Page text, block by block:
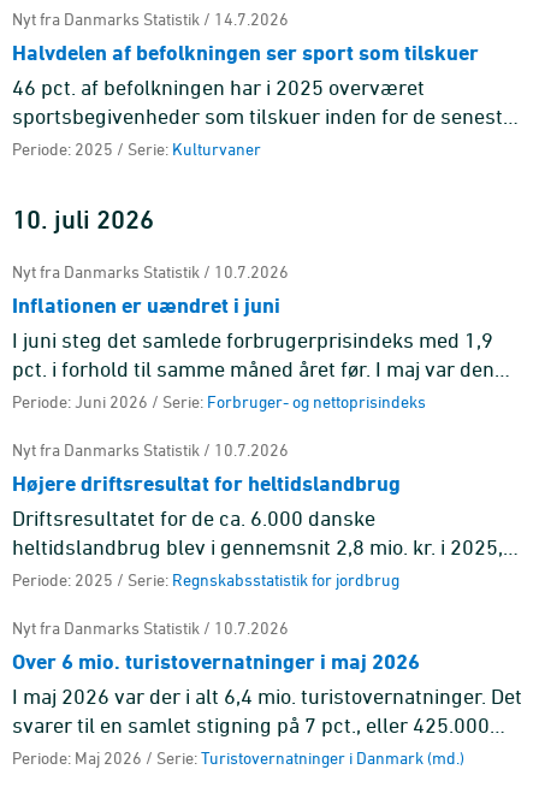
Nyt fra Danmarks Statistik / 14.7.2026
Halvdelen af befolkningen ser sport som tilskuer
46 pct. af befolkningen har i 2025 overværet
sportsbegivenheder som tilskuer inden for de seneste
12 måneder. De yngste er oftest på stadion. 18 pct.
Periode: 2025 / Serie: Kulturvaner
10. juli 2026
Nyt fra Danmarks Statistik / 10.7.2026
Inflationen er uændret i juni
I juni steg det samlede forbrugerprisindeks med 1,9
pct. i forhold til samme måned året før. I maj var den
tilsvarende stigning ligeledes 1,9 pct. Det er
Periode: Juni 2026 / Serie: Forbruger- og nettoprisindeks
Nyt fra Danmarks Statistik / 10.7.2026
Højere driftsresultat for heltidslandbrug
Driftsresultatet for de ca. 6.000 danske
heltidslandbrug blev i gennemsnit 2,8 mio. kr. i 2025,
hvilket var 1,3 mio. kr. mere end i 2024. Resultatet er en
Periode: 2025 / Serie: Regnskabsstatistik for jordbrug
Nyt fra Danmarks Statistik / 10.7.2026
Over 6 mio. turistovernatninger i maj 2026
I maj 2026 var der i alt 6,4 mio. turistovernatninger. Det
svarer til en samlet stigning på 7 pct., eller 425.000
flere overnatninger end i maj 2025. Overnatninger på
Periode: Maj 2026 / Serie:Turistovernatninger i Danmark (md.)